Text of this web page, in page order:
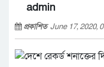
admin
প্রকাশিতJune 17, 2020,